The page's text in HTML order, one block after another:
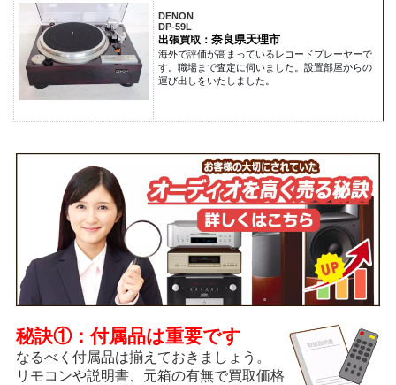
DENON
DP-59L
出張買取： 奈良県天理市
海外で評価が高まっているレコードプレーヤーで
す。職場まで査定に伺いました。設置部屋からの
運び出しをいたしました。
秘訣①：付属品は重要です
なるべく付属品は揃えておきましょう。
リモコンや説明書、元箱の有無で買取価格